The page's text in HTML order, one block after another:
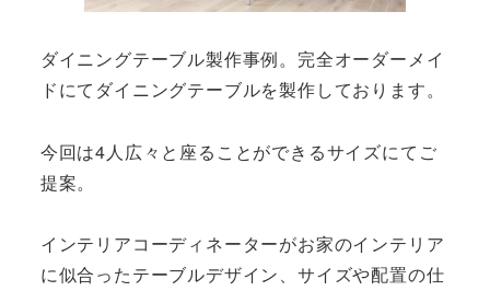
ダイニングテーブル製作事例。完全オーダーメイ
ドにてダイニングテーブルを製作しております。
今回は4人広々と座ることができるサイズにてご
提案。
インテリアコーディネーターがお家のインテリア
に似合ったテーブルデザイン、サイズや配置の仕